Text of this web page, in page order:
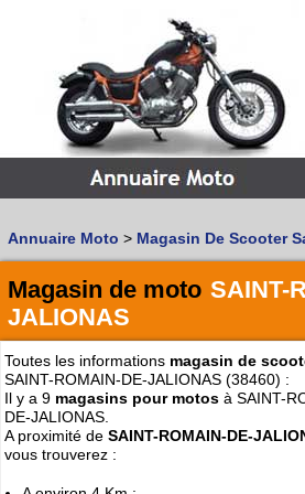
Vous recherchez un garageMOTO
Quoi :
Où :
Retrouvez dans votre VILLE
480
768
Annuaire Moto > Magasin De Scooter
Magasin de moto SAINT-
JALIONAS
Toutes les informations magasin de
SAINT-ROMAIN-DE-JALIONAS (38460) :
Il y a 9 magasins pour motos à SAINT-
DE-JALIONAS.
A proximité de SAINT-ROMAIN-DE-
vous trouverez :